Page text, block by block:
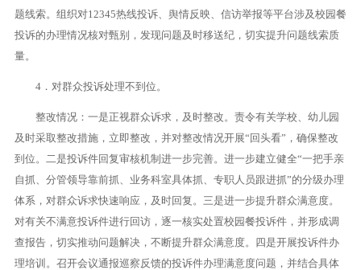
题线索。组织对12345热线投诉、舆情反映、信访举报等平台涉及校园餐
投诉的办理情况核对甄别，发现问题及时移送纪，切实提升问题线索质
量。
4．对群众投诉处理不到位。
整改情况：一是正视群众诉求，及时整改。责令有关学校、幼儿园
及时采取整改措施，立即整改，并对整改情况开展“回头看”，确保整改
到位。二是投诉件回复审核机制进一步完善。进一步建立健全“一把手亲
自抓、分管领导靠前抓、业务科室具体抓、专职人员跟进抓”的分级办理
体系，对群众诉求快速响应，及时回复。三是进一步提升群众满意度。
对有关不满意投诉件进行回访，逐一核实处置校园餐投诉件，并形成调
查报告，切实推动问题解决，不断提升群众满意度。四是开展投诉件办
理培训。召开会议通报巡察反馈的投诉件办理满意度问题，并结合具体